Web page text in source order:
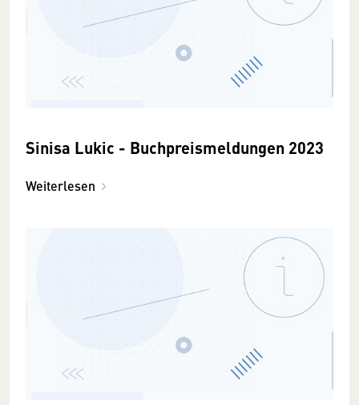
Sinisa Lukic - Buchpreismeldungen 2023
Weiterlesen